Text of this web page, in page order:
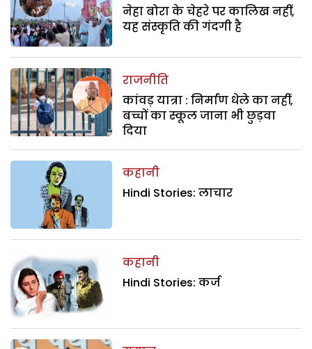
नेहा बोरा के चेहरे पर कालिख नहीं,
यह संस्कृति की गंदगी है
राजनीति
कांवड़ यात्रा : निर्माण धेले का नहीं,
बच्चों का स्कूल जाना भी छुड़वा
दिया
कहानी
Hindi Stories: लाचार
कहानी
Hindi Stories: कर्ज